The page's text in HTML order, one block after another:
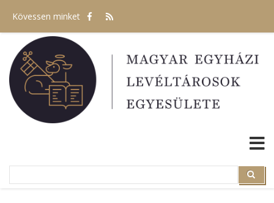
tartalomra
Kövessen minket
Search